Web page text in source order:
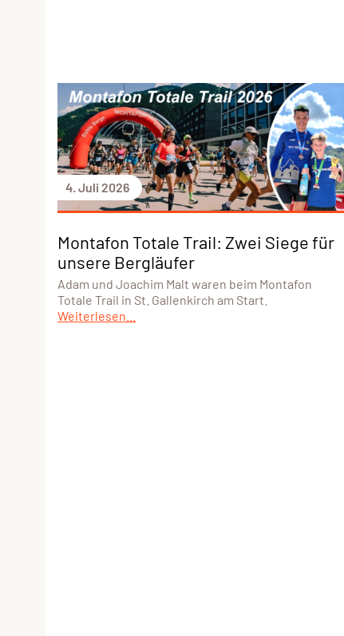
4. Juli 2026
Montafon Totale Trail: Zwei Siege für
unsere Bergläufer
Adam und Joachim Malt waren beim Montafon
Totale Trail in St. Gallenkirch am Start.
Weiterlesen...